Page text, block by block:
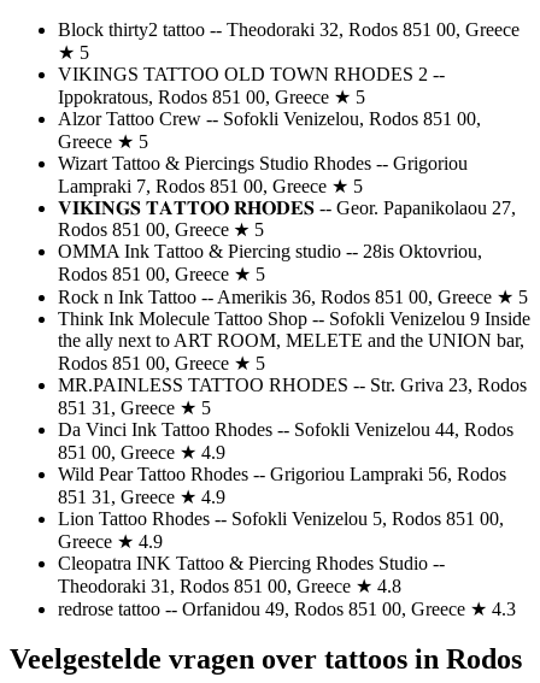
Block thirty2 tattoo -- Theodoraki 32, Rodos 851 00, Greece
★ 5
VIKINGS TATTOO OLD TOWN RHODES 2 --
Ippokratous, Rodos 851 00, Greece ★ 5
Alzor Tattoo Crew -- Sofokli Venizelou, Rodos 851 00,
Greece ★ 5
Wizart Tattoo & Piercings Studio Rhodes -- Grigoriou
Lampraki 7, Rodos 851 00, Greece ★ 5
𝐕𝐈𝐊𝐈𝐍𝐆𝐒 𝐓𝐀𝐓𝐓𝐎𝐎 𝐑𝐇𝐎𝐃𝐄𝐒 -- Geor. Papanikolaou 27,
Rodos 851 00, Greece ★ 5
OMMA Ink Τattoo & Piercing studio -- 28is Oktovriou,
Rodos 851 00, Greece ★ 5
Rock n Ink Tattoo -- Amerikis 36, Rodos 851 00, Greece ★ 5
Think Ink Molecule Tattoo Shop -- Sofokli Venizelou 9 Inside
the ally next to ART ROOM, MELETE and the UNION bar,
Rodos 851 00, Greece ★ 5
MR.PAINLESS TATTOO RHODES -- Str. Griva 23, Rodos
851 31, Greece ★ 5
Da Vinci Ink Tattoo Rhodes -- Sofokli Venizelou 44, Rodos
851 00, Greece ★ 4.9
Wild Pear Tattoo Rhodes -- Grigoriou Lampraki 56, Rodos
851 31, Greece ★ 4.9
Lion Tattoo Rhodes -- Sofokli Venizelou 5, Rodos 851 00,
Greece ★ 4.9
Cleopatra INK Tattoo & Piercing Rhodes Studio --
Theodoraki 31, Rodos 851 00, Greece ★ 4.8
redrose tattoo -- Orfanidou 49, Rodos 851 00, Greece ★ 4.3
Veelgestelde vragen over tattoos in Rodos